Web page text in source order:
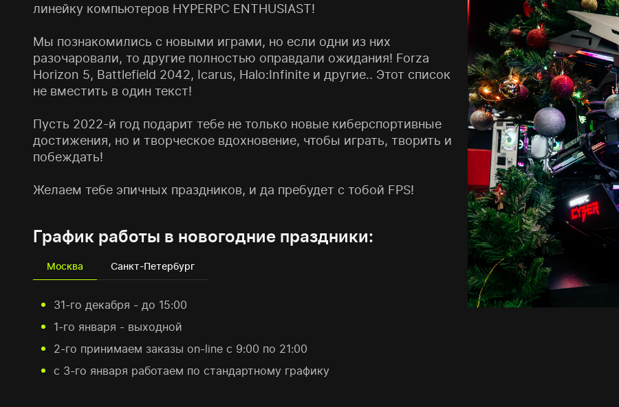
линейку компьютеров HYPERPC ENTHUSIAST!
Мы познакомились с новыми играми, но если одни из них
разочаровали, то другие полностью оправдали ожидания! Forza
Horizon 5, Battlefield 2042, Icarus, Halo:Infinite и другие.. Этот список
не вместить в один текст!
Пусть 2022-й год подарит тебе не только новые киберспортивные
достижения, но и творческое вдохновение, чтобы играть, творить и
побеждать!
Желаем тебе эпичных праздников, и да пребудет с тобой FPS!
График работы в новогодние праздники:
Москва Санкт-Петербург
31-го декабря - до 15:00
1-го января - выходной
2-го принимаем заказы on-line с 9:00 по 21:00
с 3-го января работаем по стандартному графику